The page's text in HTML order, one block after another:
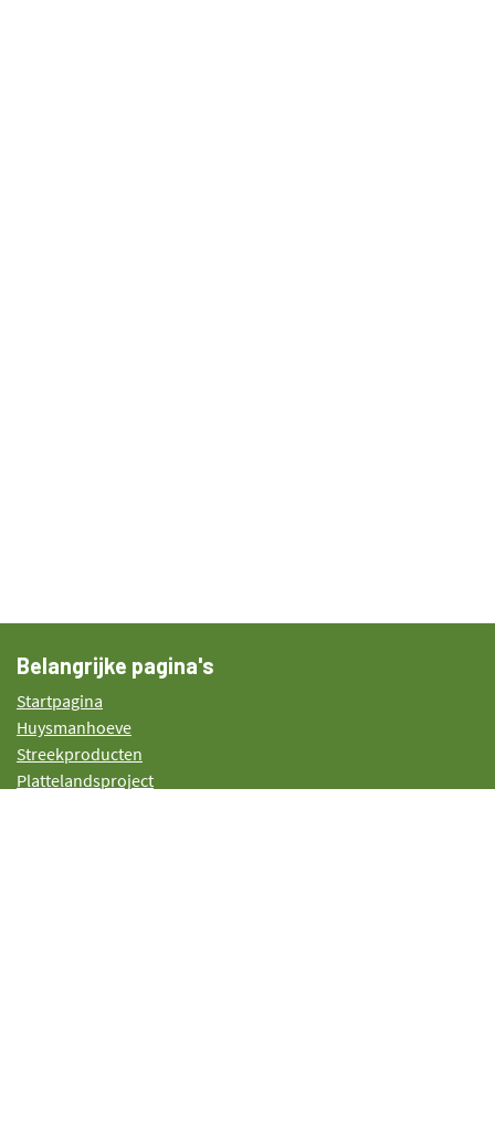
Belangrijke pagina's
Startpagina
Huysmanhoeve
Streekproducten
Plattelandsproject